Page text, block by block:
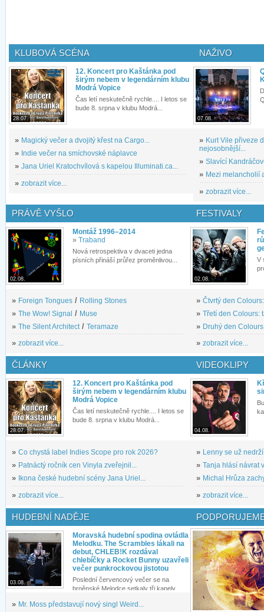
KLUBOVÁ SCÉNA
28.07.
12. Koncert pro Kaštánka pod
širým nebem v legendárním klubu
Modrá Vopice
Čas letí neskutečně rychle.... I letos se
bude 8. srpna v klubu Modrá...
» Magický večer a dvojitý křest na Cargo...
» Indie večer na smíchovské náplavce
» Jana Uriel Kratochvílová s kapelou Illuminati.ca...
» zobrazit více...
NAŽIVO
07.08.
» Kurt Vile přiveze
nejosobnější...
» Slavící
» Mezi melancholií
» zobrazit více...
PRÁVĚ VYŠLO
02.08.
Montáž 1996–2014
» Traband
Nová retrospektiva v dvaceti jedna
písních přináší průřez proměnlivou...
» Foreign Tongues / Rolling Stones
» The Wow! Signal / Muse
» The Silent Architect / Teramaze
» zobrazit více...
FESTIVALY
02.08.
V
» Čtvrtý den
» Třetí den Colours:
» Druhý den
» zobrazit více...
ČLÁNKY
28.07.
12. Koncert pro Kaštánka pod
širým nebem v legendárním klubu
Modrá Vopice
Čas letí neskutečně rychle.... I letos se
bude 8. srpna v klubu Modrá...
» Co chystá label Indies Scope pro rok 2026?
» Patnáctý ročník cen Vinyla zveřejnil...
»
Ikona české hudební scény Jana Uriel...
» zobrazit více...
VIDEOKLIPY
04.08.
» Lenny se už
» Tanja hlásí návrat
» Michal Hrůza
» zobrazit více...
HUDEBNÍ NADĚJE
03.08.
Moravská hudební spodina ovládla
Melodku. The Scrambles lákali na
debut, CHLEB!K rozdával
chlebíčky a Rocket Bunny uzavřeli
večer punkrockovou jistotou
Poslední červencový večer se na
brněnské Melodce setkaly tři kapely...
» Mr. Moss představují nový singl Weird...